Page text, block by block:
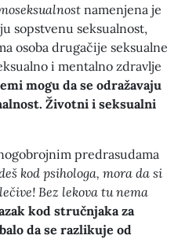
namenjena je
sopstvenu seksualnost,
osoba drugačije seksualne
i mentalno zdravlje
mogu da se odražavaju
Životni i seksualni
predrasudama
kod psihologa, mora da si
Bez lekova tu nema
kod stručnjaka za
da se razlikuje od